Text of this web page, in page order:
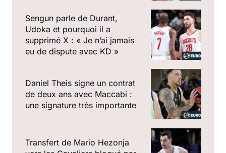
Sengun parle de Durant,
Udoka et pourquoi il a
supprimé X : « Je n’ai jamais
eu de dispute avec KD »
Daniel Theis signe un contrat
de deux ans avec Maccabi :
une signature très importante
Transfert de Mario Hezonja